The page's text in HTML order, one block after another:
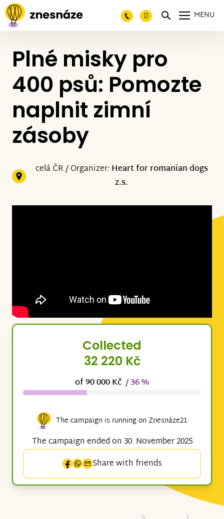
MENU
Plné misky pro
400 psů: Pomozte
naplnit zimní
zásoby
celá ČR / Organizer: Heart for romanian dogs
z.s.
Collected
32 220 Kč
of 90 000 Kč / 36 %
The campaign is running on Znesnáze21
The campaign ended on 30. November 2025
Share with friends